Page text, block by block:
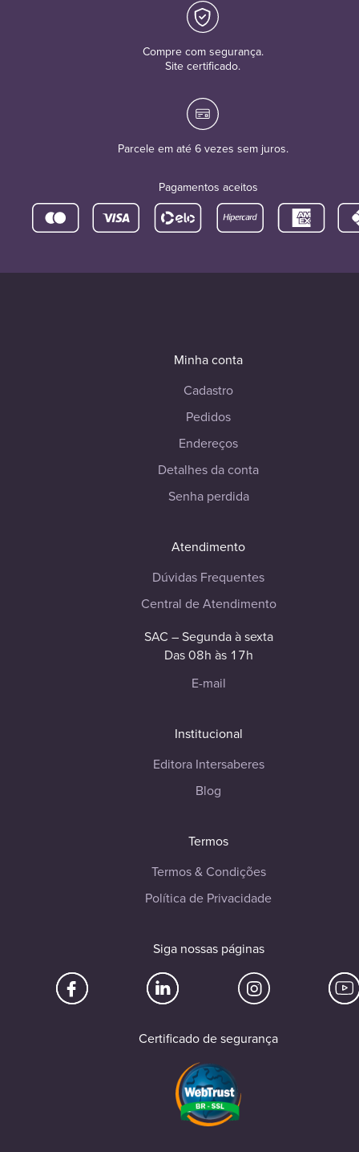
Compre com segurança.
Site certificado.
Parcele em até 6 vezes sem juros.
Pagamentos aceitos
Minha conta
Cadastro
Pedidos
Endereços
Detalhes da conta
Senha perdida
Atendimento
Dúvidas Frequentes
Central de Atendimento
SAC – Segunda à sexta
Das 08h às 17h
E-mail
Institucional
Editora Intersaberes
Blog
Termos
Termos & Condições
Política de Privacidade
Siga nossas páginas
Certificado de segurança